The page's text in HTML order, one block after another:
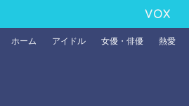
VOX
ホーム アイドル 女優・俳優 熱愛